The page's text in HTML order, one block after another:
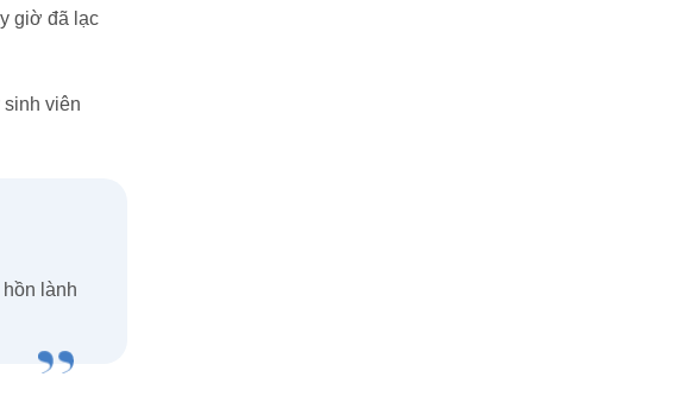
giờ đã lạc
sinh viên
lành